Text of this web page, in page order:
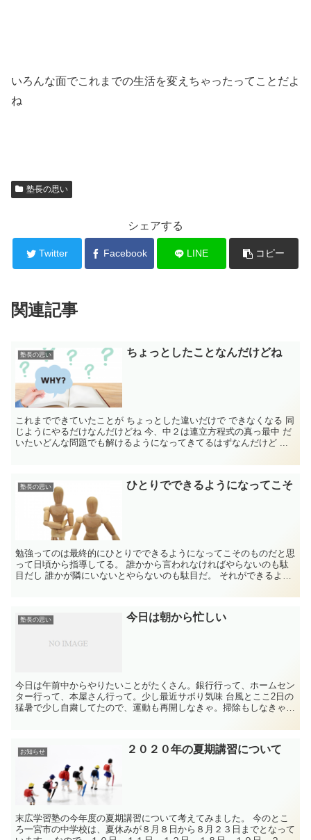
いろんな面でこれまでの生活を変えちゃったってことだよ
ね
塾長の思い
シェアする
Twitter Facebook LINE コピー
関連記事
塾長の思い ちょっとしたことなんだけどね
これまでできていたことが ちょっとした違いだけで できなくなる 同
じようにやるだけなんだけどね 今、中２は連立方程式の真っ最中 だ
いたいどんな問題でも解けるようになってきてるはずなんだけど ...
塾長の思い ひとりでできるようになってこそ
勉強ってのは最終的にひとりでできるようになってこそのものだと思
って日頃から指導してる。 誰かから言われなければやらないのも駄
目だし 誰かが隣にいないとやらないのも駄目だ。 それができるよう
塾長の思い 今日は朝から忙しい
今日は午前中からやりたいことがたくさん。銀行行って、ホームセン
ター行って、本屋さん行って。少し最近サボり気味 台風とここ2日の
猛暑で少し自粛してたので、運動も再開しなきゃ。掃除もしなきゃ
お知らせ ２０２０年の夏期講習について
末広学習塾の今年度の夏期講習について考えてみました。 今のとこ
ろ一宮市の中学校は、夏休みが８月８日から８月２３日までとなって